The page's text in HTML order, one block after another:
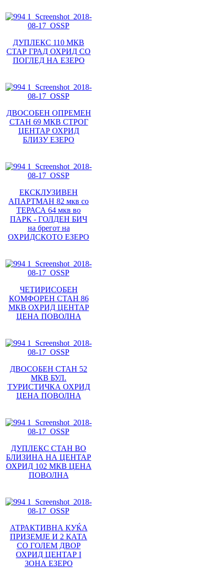
ДУПЛЕКС 110 МКВ
СТАР ГРАД ОХРИД СО
ПОГЛЕД НА ЕЗЕРО
ДВОСОБЕН ОПРЕМЕН
СТАН 69 МКВ СТРОГ
ЦЕНТАР ОХРИД
БЛИЗУ ЕЗЕРО
ЕКСКЛУЗИВЕН
АПАРТМАН 82 мкв со
ТЕРАСА 64 мкв во
ПАРК - ГОЛДЕН БИЧ
на брегот на
ОХРИДСКОТО ЕЗЕРО
ЧЕТИРИСОБЕН
КОМФОРЕН СТАН 86
МКВ ОХРИД ЦЕНТАР
ЦЕНА ПОВОЛНА
ДВОСОБЕН СТАН 52
МКВ БУЛ.
ТУРИСТИЧКА ОХРИД
ЦЕНА ПОВОЛНА
ДУПЛЕКС СТАН ВО
БЛИЗИНА НА ЦЕНТАР
ОХРИД 102 МКВ ЦЕНА
ПОВОЛНА
АТРАКТИВНА КУЌА
ПРИЗЕМЈЕ И 2 КАТА
СО ГОЛЕМ ДВОР
ОХРИД ЦЕНТАР I
ЗОНА ЕЗЕРО